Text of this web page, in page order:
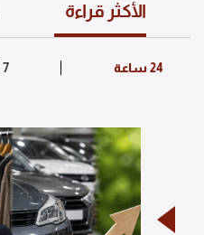
الأكثر قراءة